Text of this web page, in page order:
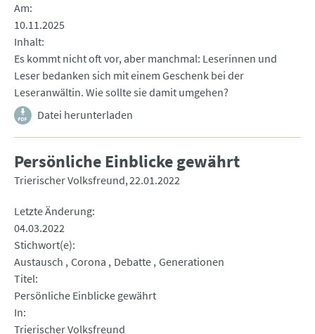
Am
10.11.2025
Inhalt
Es kommt nicht oft vor, aber manchmal: Leserinnen und
Leser bedanken sich mit einem Geschenk bei der
Leseranwältin. Wie sollte sie damit umgehen?
Datei herunterladen
Persönliche Einblicke gewährt
Trierischer Volksfreund 22.01.2022
Letzte Änderung
04.03.2022
Stichwort(e)
Austausch Corona Debatte Generationen
Titel
Persönliche Einblicke gewährt
In
Trierischer Volksfreund